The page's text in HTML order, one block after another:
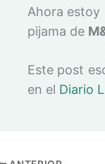
Ahora estoy
pijama de
Este post
en el Diario